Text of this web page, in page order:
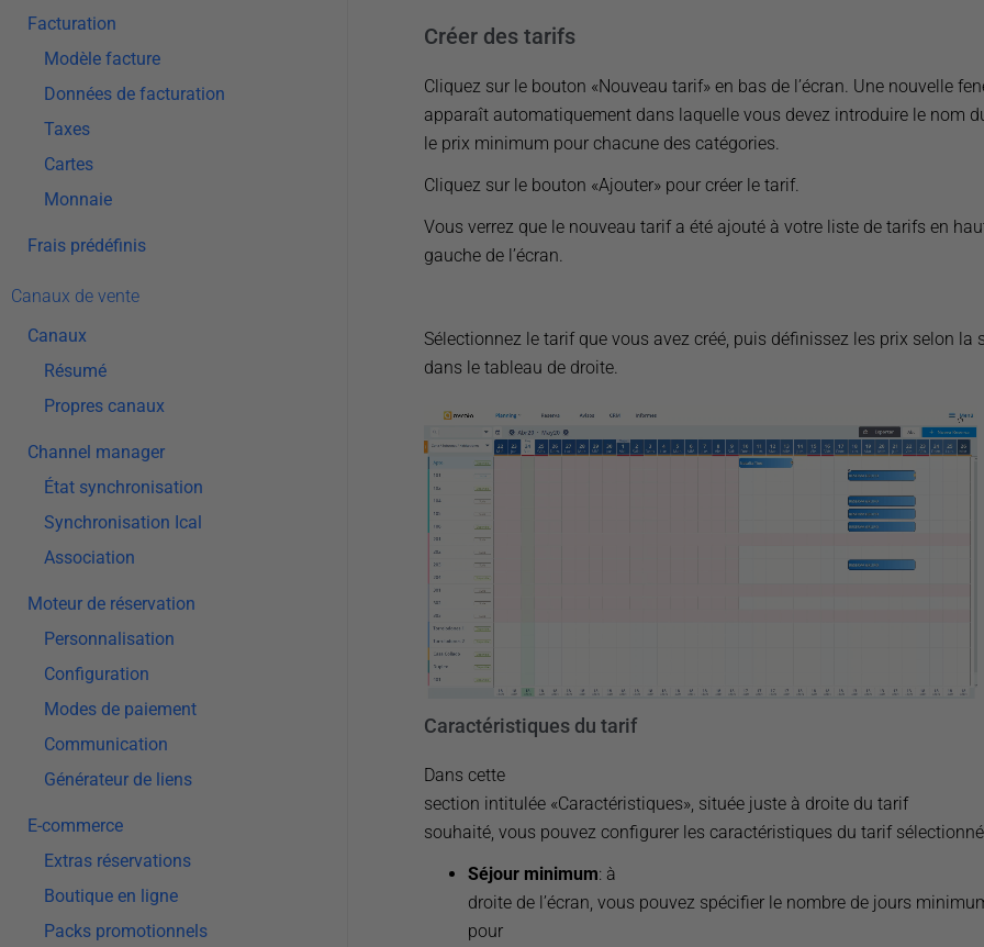
Facturation
Modèle facture
Données de facturation
Taxes
Cartes
Monnaie
Frais prédéfinis
Canaux de vente
Canaux
Résumé
Propres canaux
Channel manager
État synchronisation
Synchronisation Ical
Association
Moteur de réservation
Personnalisation
Configuration
Modes de paiement
Communication
Générateur de liens
E-commerce
Extras réservations
Boutique en ligne
Packs promotionnels
Créer des tarifs
Cliquez sur le bouton «Nouveau tarif» en bas de l’écran. Une nouvelle
apparaît automatiquement dans laquelle vous devez introduire le nom
le prix minimum pour chacune des catégories.
Cliquez sur le bouton «Ajouter» pour créer le tarif.
Vous verrez que le nouveau tarif a été ajouté à votre liste de tarifs en
gauche de l’écran.
Sélectionnez le tarif que vous avez créé, puis définissez les prix selon la
dans le tableau de droite.
Caractéristiques du tarif
Dans cette
section intitulée «Caractéristiques», située juste à droite du tarif
souhaité, vous pouvez configurer les caractéristiques du tarif sélectionné.
Séjour minimum: à
droite de l’écran, vous pouvez spécifier le nombre de jours
pour